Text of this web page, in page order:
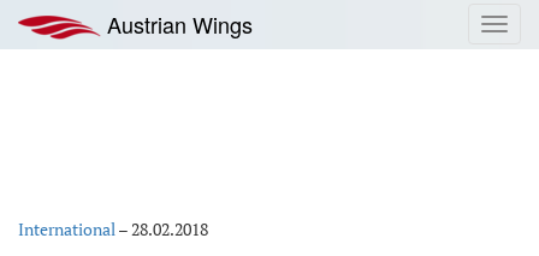
Inhalt
springen
Austrian Wings
International–28.02.2018